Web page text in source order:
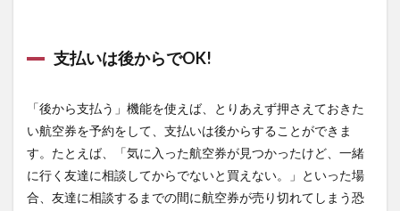
支払いは後からでOK!
「後から支払う」機能を使えば、とりあえず押さえておきた
い航空券を予約をして、支払いは後からすることができま
す。たとえば、「気に入った航空券が見つかったけど、一緒
に行く友達に相談してからでないと買えない。」といった場
合、友達に相談するまでの間に航空券が売り切れてしまう恐